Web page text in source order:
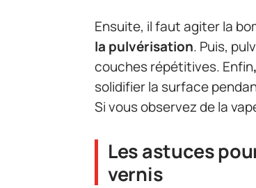
Ensuite, il faut agiter la
la pulvérisation. Puis,
couches répétitives. Enfin
solidifier la surface
Si vous observez de la
Les astuces
vernis